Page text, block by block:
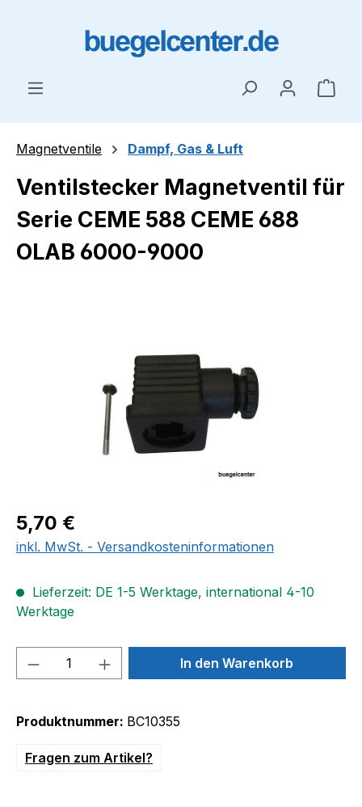
Magnetventile Dampf, Gas & Luft
Ventilstecker Magnetventil für
Serie CEME 588 CEME 688
OLAB 6000-9000
Regulärer Preis:
5,70 €
inkl. MwSt. - Versandkosteninformationen
Lieferzeit: DE 1-5 Werktage, international 4-10
Werktage
Produkt Anzahl: Gib denIn den Warenkorb
Produktnummer: BC10355
Fragen zum Artikel?